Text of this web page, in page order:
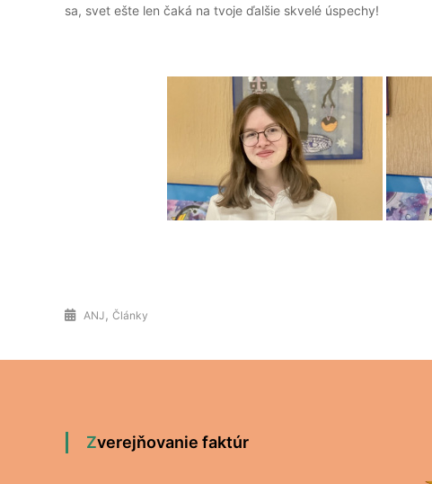
sa, svet ešte len čaká na tvoje ďalšie skvelé úspechy!
ANJ , Články
Zverejňovanie faktúr